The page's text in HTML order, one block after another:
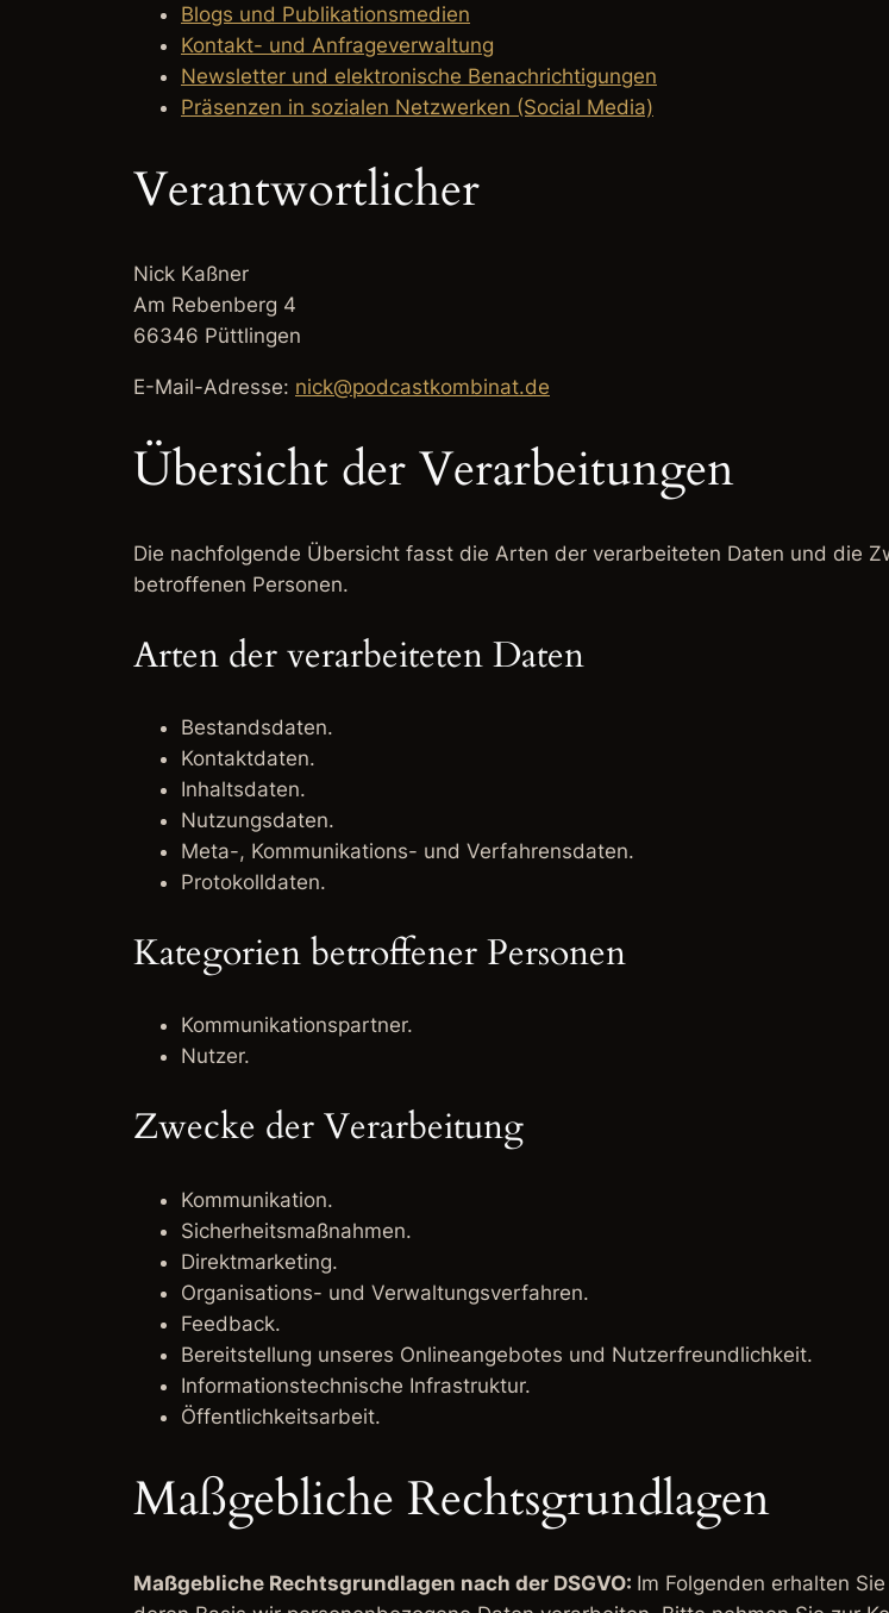
Blogs und Publikationsmedien
Kontakt- und Anfrageverwaltung
Newsletter und elektronische Benachrichtigungen
Präsenzen in sozialen Netzwerken (Social Media)
Verantwortlicher
Nick Kaßner
Am Rebenberg 4
66346 Püttlingen
E-Mail-Adresse: nick@podcastkombinat.de
Übersicht der Verarbeitungen
Die nachfolgende Übersicht fasst die Arten der verarbeiteten Daten und die
betroffenen Personen.
Arten der verarbeiteten Daten
Bestandsdaten.
Kontaktdaten.
Inhaltsdaten.
Nutzungsdaten.
Meta-, Kommunikations- und Verfahrensdaten.
Protokolldaten.
Kategorien betroffener Personen
Kommunikationspartner.
Nutzer.
Zwecke der Verarbeitung
Kommunikation.
Sicherheitsmaßnahmen.
Direktmarketing.
Organisations- und Verwaltungsverfahren.
Feedback.
Bereitstellung unseres Onlineangebotes und Nutzerfreundlichkeit.
Informationstechnische Infrastruktur.
Öffentlichkeitsarbeit.
Maßgebliche Rechtsgrundlagen
Maßgebliche Rechtsgrundlagen nach der DSGVO: Im Folgenden erhalten